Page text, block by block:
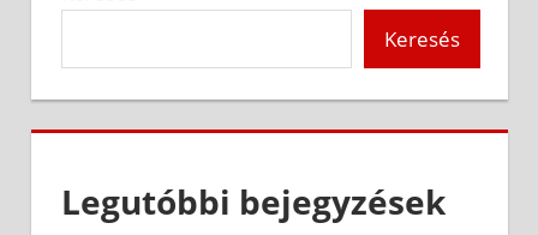
Keresés
Legutóbbi bejegyzések